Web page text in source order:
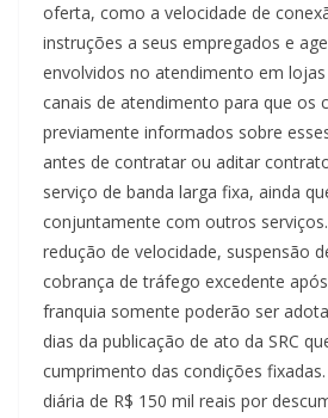
oferta, como a velocidade de
instruções a seus empregados e
envolvidos no atendimento em
canais de atendimento para que os
previamente informados sobre
antes de contratar ou aditar
serviço de banda larga fixa, ainda
conjuntamente com outros
redução de velocidade, suspensão
cobrança de tráfego excedente
franquia somente poderão ser
dias da publicação de ato da SRC
cumprimento das condições
diária de R$ 150 mil reais por